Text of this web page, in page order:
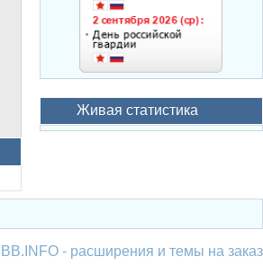
Живая статистика